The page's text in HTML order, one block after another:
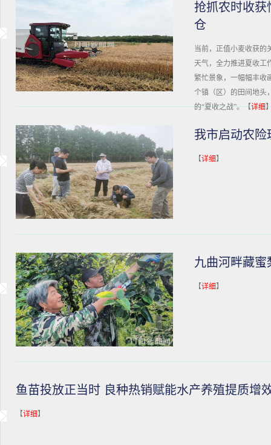
抢抓农时收获
仓
当前，正值小麦收获的
天气，全力推进夏收工
繁忙景象，一幅幅丰收
个镇（区）的田间地头
的“夏收之战”。【详细
我市启动农险
【详细】
九曲河畔藏蜜
【详细】
鱼苗投放正当时 良种热销赋能水产养殖提质增
【详细】